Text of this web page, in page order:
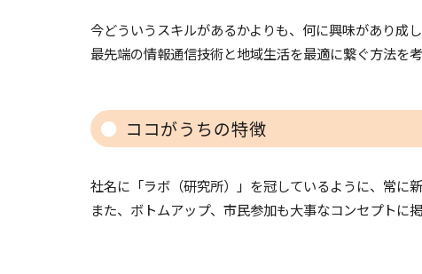
今どういうスキルがあるかよりも、何に興味があり成
最先端の情報通信技術と地域生活を最適に繋ぐ方法を
ココがうちの特徴
社名に「ラボ（研究所）」を冠しているように、常に
また、ボトムアップ、市民参加も大事なコンセプトに掲